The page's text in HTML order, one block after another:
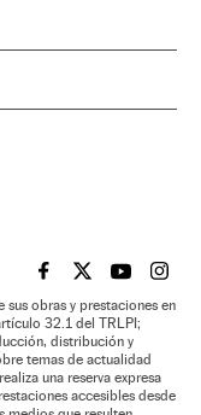
EL PAÍS BRASIL EN
EL PAÍSEL PAÍS
EL
sus obras y prestaciones en
32.1 del TRLPI;
distribución y
temas de actualidad
una reserva expresa
accesibles desde